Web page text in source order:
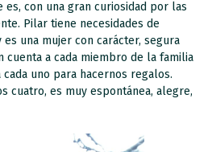
con una gran curiosidad por las
Pilar tiene necesidades de
es una mujer con carácter, segura
cuenta a cada miembro de la familia
uno para hacernos regalos.
cuatro, es muy espontánea, alegre,